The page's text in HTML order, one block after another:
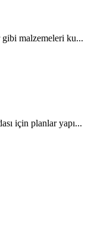
malzemeleri ku...
için planlar yapı...